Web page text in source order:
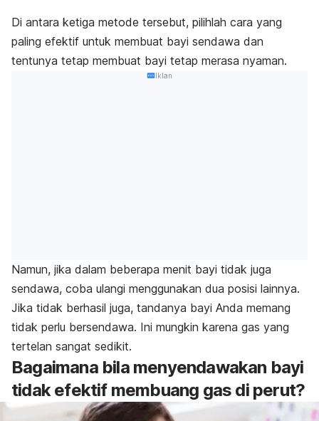
Di antara ketiga metode tersebut, pilihlah cara yang
paling efektif untuk membuat bayi sendawa dan
tentunya tetap membuat bayi tetap merasa nyaman.
Iklan
Namun, jika dalam beberapa menit bayi tidak juga
sendawa, coba ulangi menggunakan dua posisi lainnya.
Jika tidak berhasil juga, tandanya bayi Anda memang
tidak perlu bersendawa. Ini mungkin karena gas yang
tertelan sangat sedikit.
Bagaimana bila menyendawakan bayi
tidak efektif membuang gas di perut?